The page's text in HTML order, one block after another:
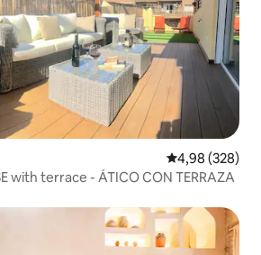
Calificación
4,98 (328)
with terrace - ÁTICO CON TERRAZA